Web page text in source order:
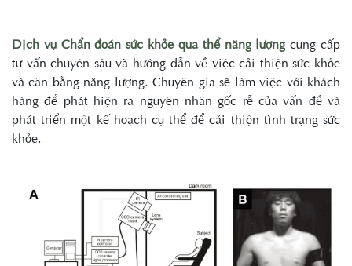
Dịch vụ Chẩn đoán sức khỏe qua thể năng lượng cung cấp
tư vấn chuyên sâu và hướng dẫn về việc cải thiện sức khỏe
và cân bằng năng lượng. Chuyên gia sẽ làm việc với khách
hàng để phát hiện ra nguyên nhân gốc rễ của vấn đề và
phát triển một kế hoạch cụ thể để cải thiện tình trạng sức
khỏe.